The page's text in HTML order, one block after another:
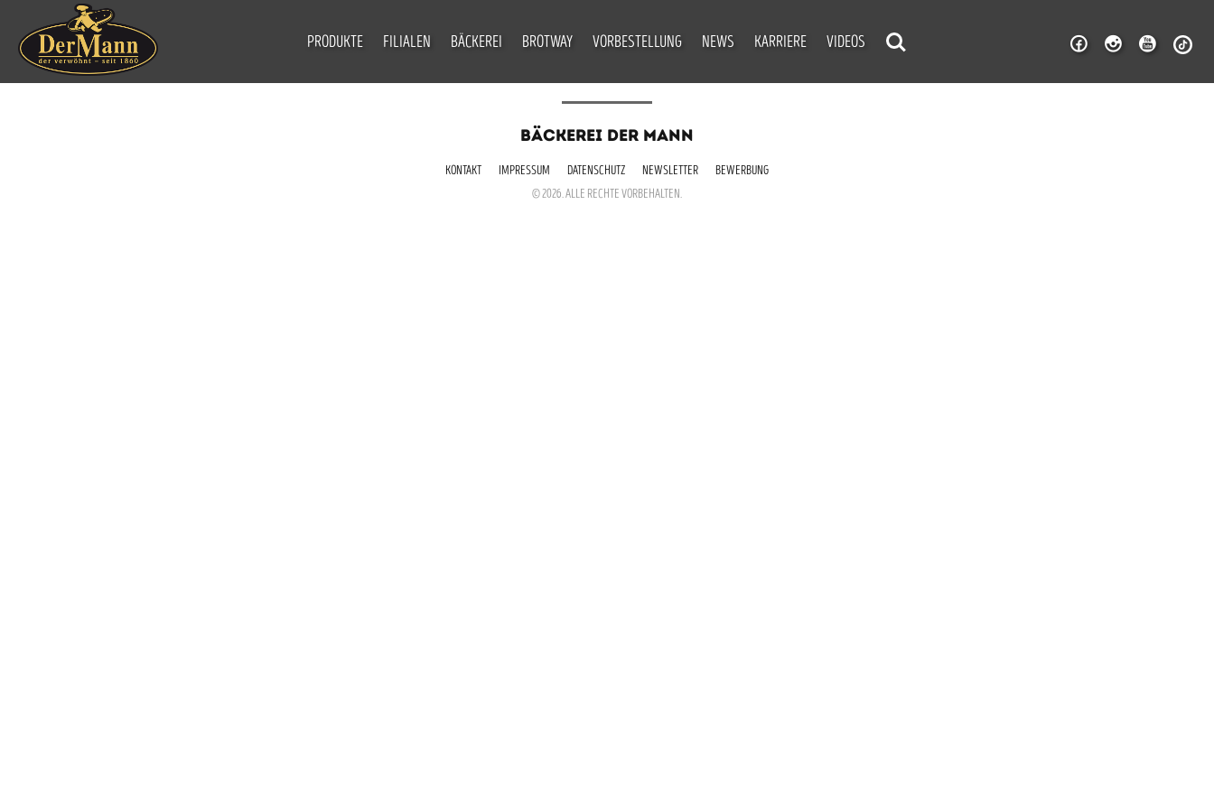
PRODUKTE FILIALEN BÄCKEREI BROTWAY VORBESTELLUNG NEWS KARRIERE VIDEOS
BÄCKEREI DER MANN
KONTAKT IMPRESSUM DATENSCHUTZ NEWSLETTER
BEWERBUNG
© 2026. ALLE RECHTE VORBEHALTEN.